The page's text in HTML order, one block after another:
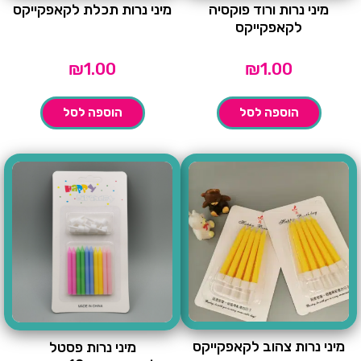
מיני נרות ורוד פוקסיה
לקאפקייקס
₪1.00
הוספה לסל
מיני נרות תכלת לקאפקייקס
₪1.00
הוספה לסל
מיני נרות צהוב לקאפקייקס
מיני נרות פסטל